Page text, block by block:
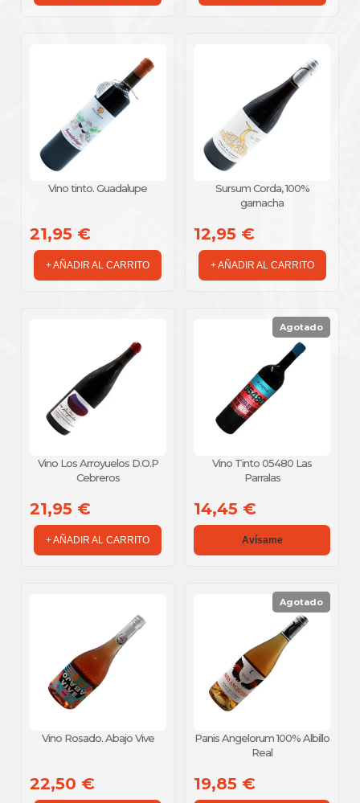
Vino tinto. Guadalupe
21,95 €
+ AÑADIR AL CARRITO
Sursum Corda, 100%
garnacha
12,95 €
+ AÑADIR AL CARRITO
Vino Los Arroyuelos D.O.P
Cebreros
21,95 €
+ AÑADIR AL CARRITO
Vino Tinto 05480 Las
Parralas
14,45 €
Agotado
Avísame
Vino Rosado. Abajo Vive
22,50 €
Panis Angelorum 100% Albillo
Real
19,85 €
Agotado